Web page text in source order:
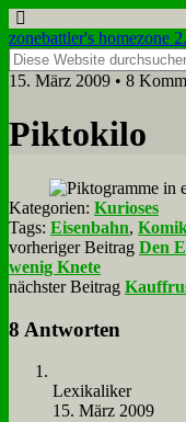
zonebattler's homezone
15. März 2009 • 8
Pik­to­ki­lo
Kategorien: Kurioses
Tags: Eisenbahn,
vorheriger Beitrag Den
wenig Knete
nächster Beitrag
8 Antworten
Le­xi­ka­li­ker
15. März 2009